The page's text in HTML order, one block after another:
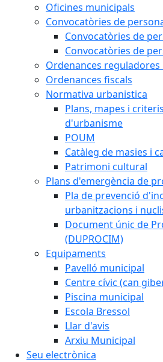
Oficines municipals
Convocatòries de
Convocatòries de
Convocatòries de
Ordenances
Ordenances fiscals
Normativa urbanistica
Plans, mapes i
d'urbanisme
POUM
Catàleg de masies i
Patrimoni cultural
Plans d'emergència de
Pla de prevenció
urbanitzacions i
Document únic de
(DUPROCIM)
Equipaments
Pavelló municipal
Centre cívic (can
Piscina municipal
Escola Bressol
Llar d'avis
Arxiu Municipal
Seu electrònica